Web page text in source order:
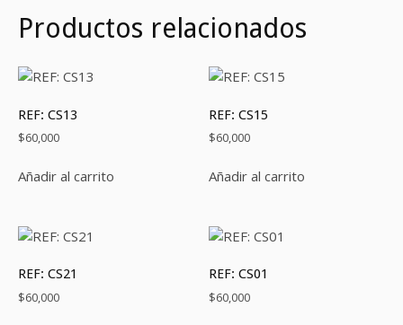
Productos relacionados
REF: CS13
$60,000
Añadir al carrito
REF: CS15
$60,000
Añadir al carrito
REF: CS21
$60,000
REF: CS01
$60,000